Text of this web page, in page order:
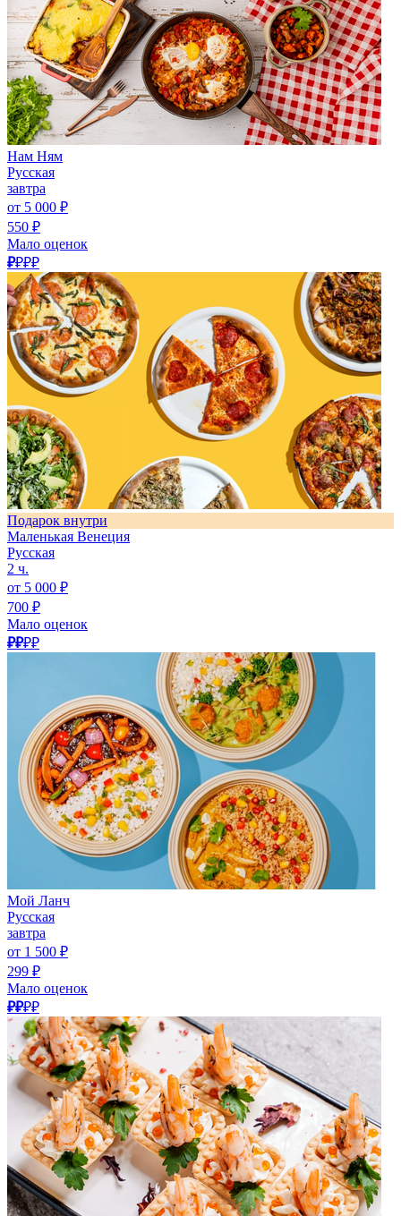
Нам Ням
Русская
завтра
от 5 000 ₽
550 ₽
Мало оценок
₽₽₽₽
Подарок внутри
Маленькая Венеция
Русская
2 ч.
от 5 000 ₽
700 ₽
Мало оценок
₽₽₽₽
Мой Ланч
Русская
завтра
от 1 500 ₽
299 ₽
Мало оценок
₽₽₽₽